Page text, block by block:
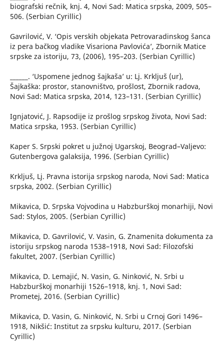
biografski rečnik, knj. 4, Novi Sad: Matica srpska, 2009, 505–
506. (Serbian Cyrillic)
Gavrilović, V. ‘Opis verskih objekata Petrovaradinskog šanca
iz pera bačkog vladike Visariona Pavlovića’, Zbornik Matice
srpske za istoriju, 73, (2006), 195–203. (Serbian Cyrillic)
______. ‘Uspomene jednog šajkaša’ u: Lj. Krkljuš (ur),
Šajkaška: prostor, stanovništvo, prošlost, Zbornik radova,
Novi Sad: Matica srpska, 2014, 123–131. (Serbian Cyrillic)
Ignjatović, J. Rapsodije iz prošlog srpskog života, Novi Sad:
Matica srpska, 1953. (Serbian Cyrillic)
Kaper S. Srpski pokret u južnoj Ugarskoj, Beograd–Valjevo:
Gutenbergova galaksija, 1996. (Serbian Cyrillic)
Krkljuš, Lj. Pravna istorija srpskog naroda, Novi Sad: Matica
srpska, 2002. (Serbian Cyrillic)
Mikavica, D. Srpska Vojvodina u Habzburškoj monarhiji, Novi
Sad: Stylos, 2005. (Serbian Cyrillic)
Mikavica, D. Gavrilović, V. Vasin, G. Znamenita dokumenta za
istoriju srpskog naroda 1538–1918, Novi Sad: Filozofski
fakultet, 2007. (Serbian Cyrillic)
Mikavica, D. Lemajić, N. Vasin, G. Ninković, N. Srbi u
Habzburškoj monarhiji 1526–1918, knj. 1, Novi Sad:
Prometej, 2016. (Serbian Cyrillic)
Mikavica, D. Vasin, G. Ninković, N. Srbi u Crnoj Gori 1496–
1918, Nikšić: Institut za srpsku kulturu, 2017. (Serbian
Cyrillic)